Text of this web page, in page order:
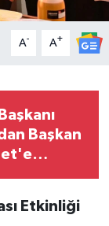
A- A+
Başkan
Etkinliği